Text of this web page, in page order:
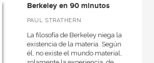
Berkeley en 90 minutos
PAUL STRATHERN
La filosofía de Berkeley niega la
existencia de la materia. Según
él, no existe el mundo material,